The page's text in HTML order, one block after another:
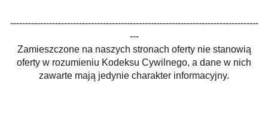
-----------------------------------------------------------------------------------
---
Zamieszczone na naszych stronach oferty nie stanowią
oferty w rozumieniu Kodeksu Cywilnego, a dane w nich
zawarte mają jedynie charakter informacyjny.